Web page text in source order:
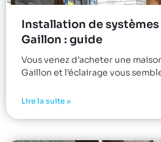
Installation de systèmes
Gaillon : guide
Vous venez d’acheter une
Gaillon et l’éclairage vous
Lire la suite »